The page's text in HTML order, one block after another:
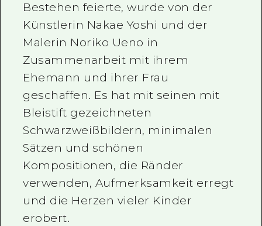
Bestehen feierte, wurde von der
Künstlerin Nakae Yoshi und der
Malerin Noriko Ueno in
Zusammenarbeit mit ihrem
Ehemann und ihrer Frau
geschaffen. Es hat mit seinen mit
Bleistift gezeichneten
Schwarzweißbildern, minimalen
Sätzen und schönen
Kompositionen, die Ränder
verwenden, Aufmerksamkeit erregt
und die Herzen vieler Kinder
erobert.